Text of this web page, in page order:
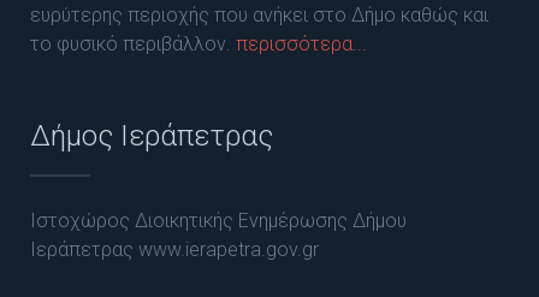
ευρύτερης περιοχής που ανήκει στο Δήμο καθώς και
το φυσικό περιβάλλον. περισσότερα...
Δήμος Ιεράπετρας
Ιστοχώρος Διοικητικής Ενημέρωσης Δήμου
Ιεράπετρας www.ierapetra.gov.gr